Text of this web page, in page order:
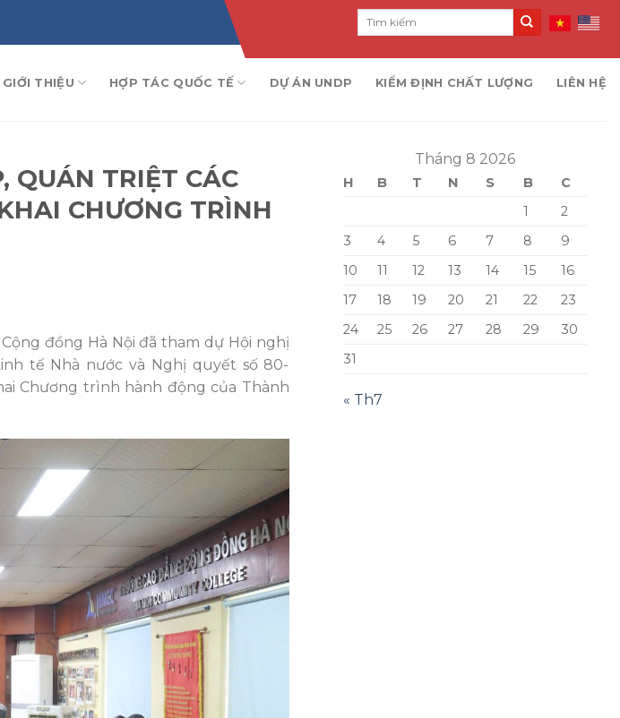
GIỚI THIỆU HỢP TÁC QUỐC TẾ DỰ ÁN UNDP KIỂM ĐỊNH CHẤT LƯỢNG LIÊN HỆ
QUÁN TRIỆT CÁC
CHƯƠNG TRÌNH
đồng Hà Nội đã tham dự Hội nghị
tế Nhà nước và Nghị quyết số 80-
Chương trình hành động của Thành
Tháng 8 2026
H B T N S B
C
1
2
3
4 5 6 7 8
9
10
11 12 13 14 15
16
17
18 19 20 21 22
23
24
25 26 27 28 29
30
31
« Th7